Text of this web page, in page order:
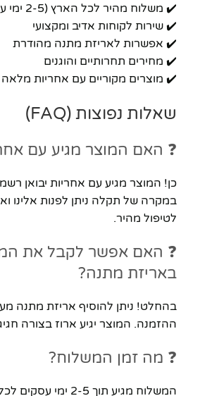
✔️ משלוח מהיר לכל הארץ (2-5 ימי עסקים)
✔️ שירות לקוחות אדיב ומקצועי
✔️ אפשרות לאריזת מתנה מהודרת
✔️ מחירים תחרותיים והוגנים
✔️ מוצרים מקוריים עם אחריות מלאה
שאלות נפוצות (FAQ)
❓ האם המוצר מגיע עם
כן! המוצר מגיע עם אחריות יבואן
במקרה של תקלה ניתן לפנות אלינו
לטיפול מהיר.
❓ האם אפשר לקבל את
באריזת מתנה?
בהחלט! ניתן להוסיף אריזת מתנה
ההזמנה. המוצר יגיע ארוז בצורה
❓ מה זמן המשלוח?
המשלוח מגיע תוך 2-5